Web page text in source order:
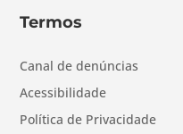
Termos
Canal de denúncias
Acessibilidade
Política de Privacidade